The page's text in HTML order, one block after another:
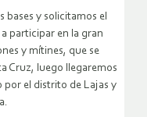
bases y solicitamos el
participar en la gran
y mítines, que se
Cruz, luego llegaremos
por el distrito de Lajas y